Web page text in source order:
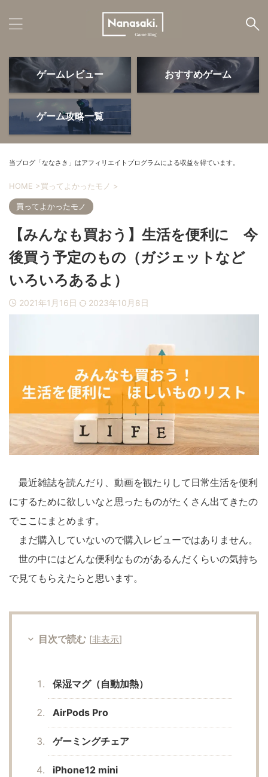
ゲームレビュー
ゲームデバイス PS5・周辺機器
ゲーム攻略
ゲームレビュー おすすめゲーム
ゲーム攻略一覧
当ブログ「ななさき」はアフィリエイトプログラムによる収益を得ています。
HOME >買ってよかったモノ >
買ってよかったモノ
【みんなも買おう】生活を便利に 今
後買う予定のもの（ガジェットなど
いろいろあるよ）
2021年1月16日 2023年10月8日
最近雑誌を読んだり、動画を観たりして日常生活を便利
にするために欲しいなと思ったものがたくさん出てきたの
でここにまとめます。
まだ購入していないので購入レビューではありません。
世の中にはどんな便利なものがあるんだくらいの気持ち
で見てもらえたらと思います。
目次で読む [非表示]
保湿マグ（自動加熱）
AirPods Pro
ゲーミングチェア
iPhone12 mini